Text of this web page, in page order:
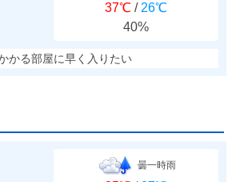
37℃ / 26℃
40%
かる部屋に早く入りたい
曇一時雨